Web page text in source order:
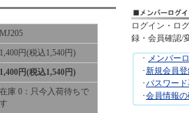
MJ205
1,400円(税込1,540円)
1,400円(税込1,540円)
在庫 0：只今入荷待ちで
す
ログイン・ロ
録・会員確認/
･ メンバー
･新規会員
･パスワー
･会員情報